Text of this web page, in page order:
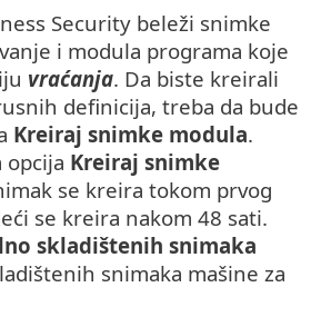
Security beleži snimke
i modula programa koje
vraćanja. Da biste kreirali
definicija, treba da bude
Kreiraj snimke modula.
opcija Kreiraj snimke
se kreira tokom prvog
se kreira nakom 48 sati.
skladištenih snimaka
snimaka mašine za